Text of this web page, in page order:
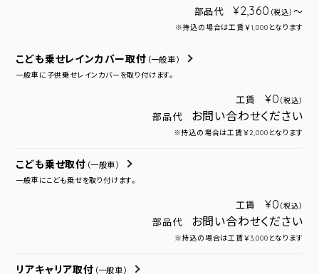
部品代 ¥2,360 （税込） ～
※持込の場合は工賃￥1,000となります
こども乗せレインカバー取付 （一般車）
一般車に子供乗せレインカバーを取り付けます。
工賃 ¥0 （税込）
部品代 お問い合わせください
※持込の場合は工賃￥2,000となります
こども乗せ取付 （一般車）
一般車にこども乗せを取り付けます。
工賃 ¥0 （税込）
部品代 お問い合わせください
※持込の場合は工賃￥3,000となります
リアキャリア取付 （一般車）